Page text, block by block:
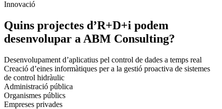
Innovació
Quins projectes d’R+D+i podem
desenvolupar a ABM Consulting?
Desenvolupament d’aplicatius pel control de dades a temps real
Creació d’eines informàtiques per a la gestió proactiva de sistemes
de control hidràulic
Administració pública
Organismes públics
Empreses privades